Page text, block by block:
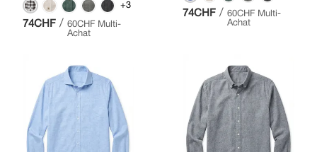
+3
74CHF / 60CHF Multi-
Achat
74CHF / 60CHF Multi-
Achat